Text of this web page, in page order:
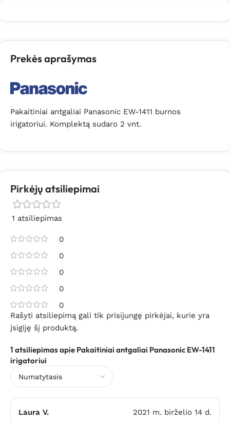
Prekės aprašymas
Pakaitiniai antgaliai Panasonic EW-1411 burnos
irigatoriui. Komplektą sudaro 2 vnt.
Pirkėjų atsiliepimai
1 atsiliepimas
0
0
0
0
0
1 atsiliepimas apie Pakaitiniai antgaliai Panasonic EW-1411
irigatoriui
Laura V. 2021 m. birželio 14 d.
Rašyti atsiliepimą gali tik prisijungę pirkėjai, kurie yra
įsigiję šį produktą.